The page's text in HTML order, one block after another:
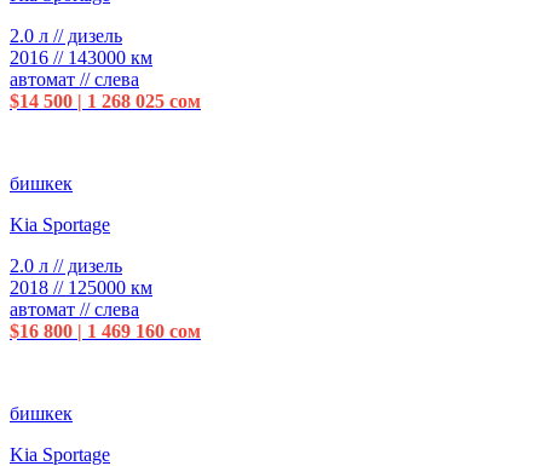
2.0 л // дизель
2016 // 143000 км
автомат // слева
$14 500 | 1 268 025 сом
бишкек
Kia Sportage
2.0 л // дизель
2018 // 125000 км
автомат // слева
$16 800 | 1 469 160 сом
бишкек
Kia Sportage